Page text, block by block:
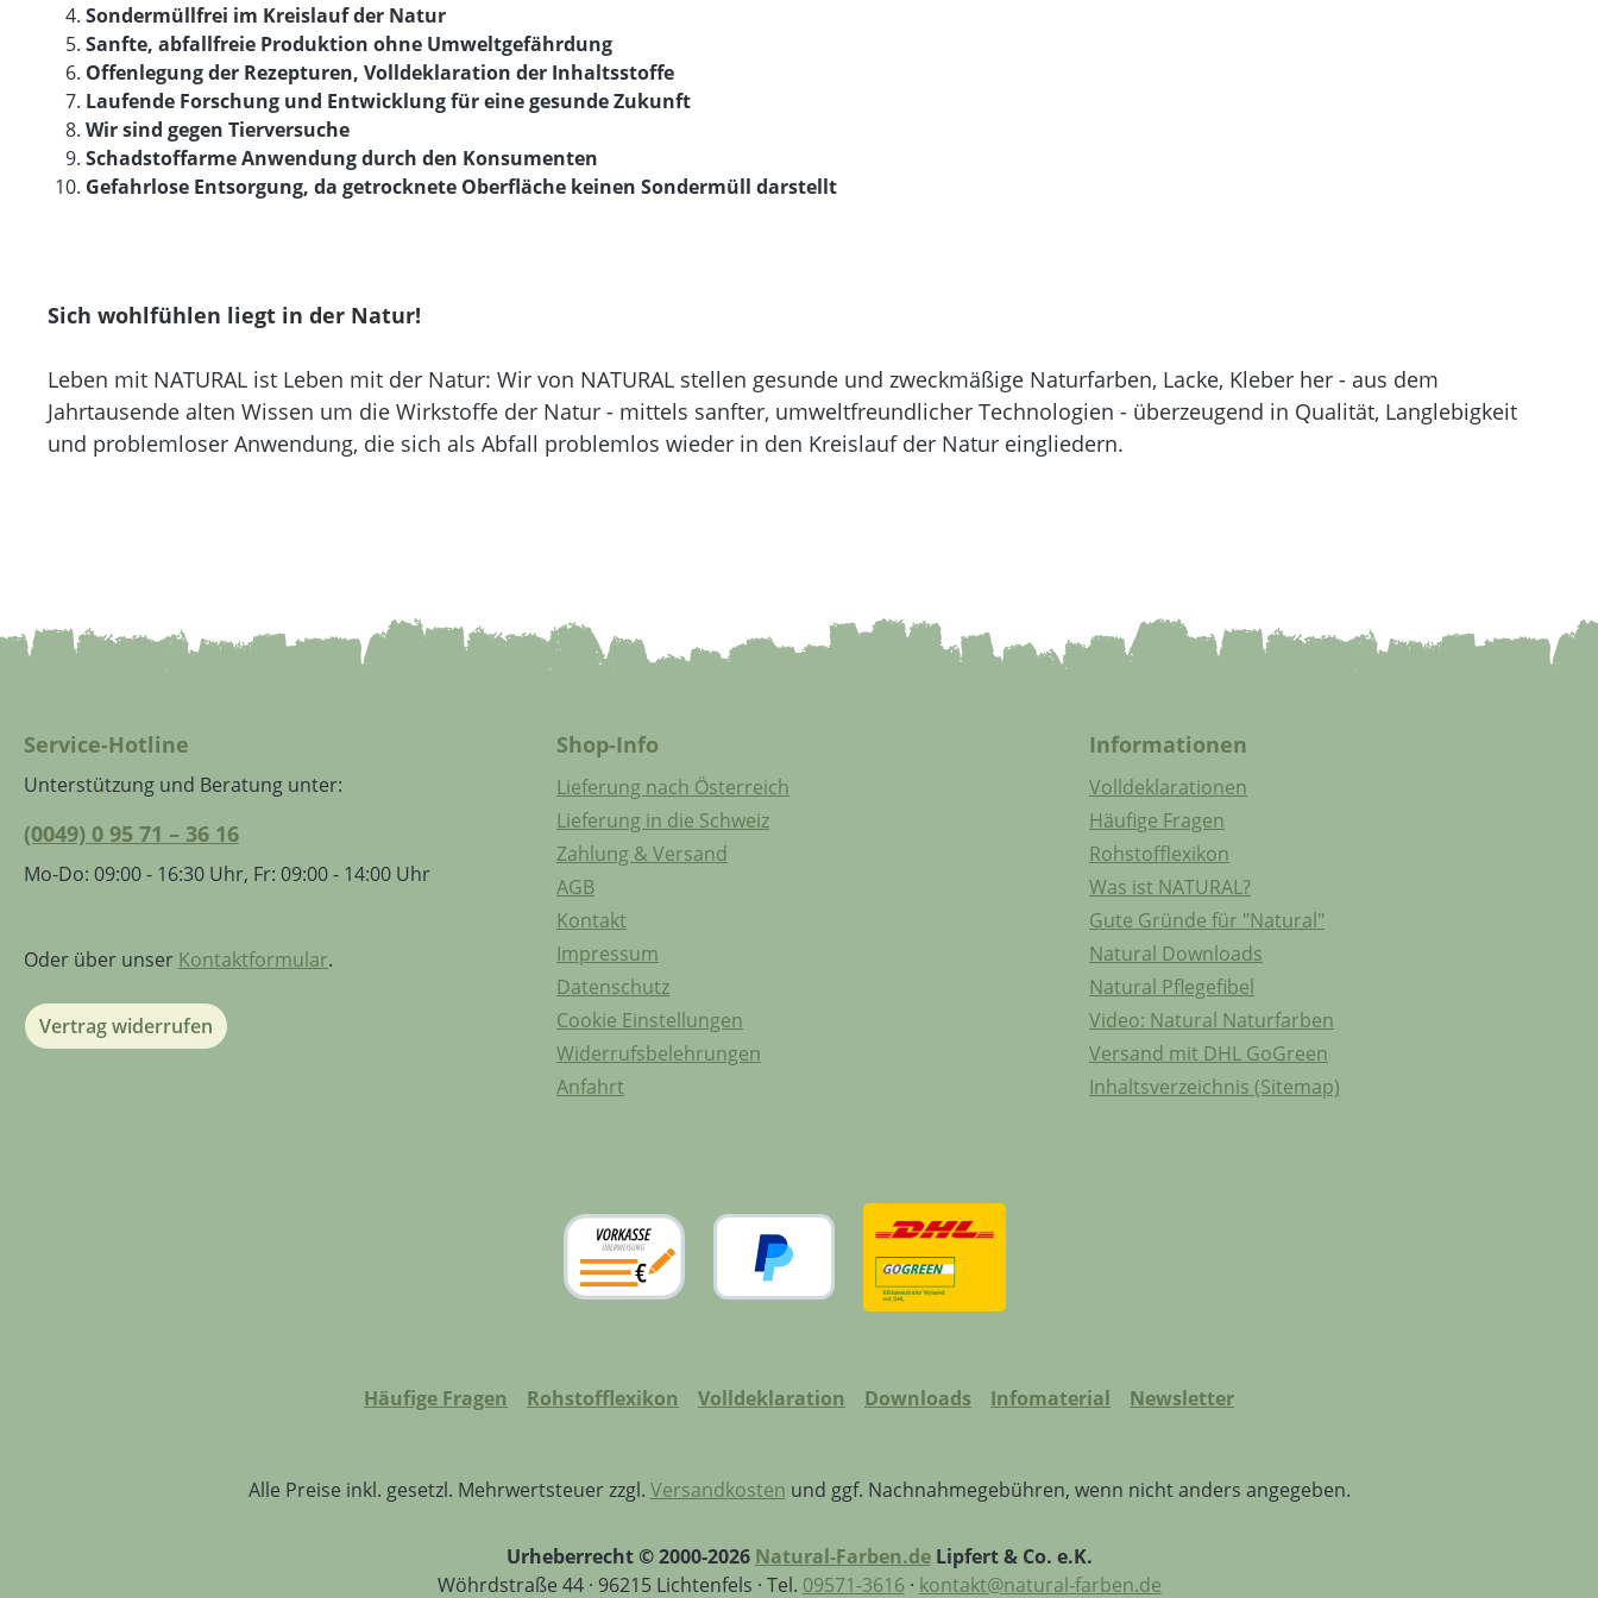
Sondermüllfrei im Kreislauf der Natur
Sanfte, abfallfreie Produktion ohne Umweltgefährdung
Offenlegung der Rezepturen, Volldeklaration der Inhaltsstoffe
Laufende Forschung und Entwicklung für eine gesunde Zukunft
Wir sind gegen Tierversuche
Schadstoffarme Anwendung durch den Konsumenten
Gefahrlose Entsorgung, da getrocknete Oberfläche keinen Sondermüll darstellt
Sich wohlfühlen liegt in der Natur!
Leben mit NATURAL ist Leben mit der Natur: Wir von NATURAL stellen gesunde und zweckmäßige Naturfarben, Lacke, Kleber her - aus dem
Jahrtausende alten Wissen um die Wirkstoffe der Natur - mittels sanfter, umweltfreundlicher Technologien - überzeugend in Qualität, Langlebigkeit
und problemloser Anwendung, die sich als Abfall problemlos wieder in den Kreislauf der Natur eingliedern.
Service-Hotline
Unterstützung und Beratung unter:
(0049) 0 95 71 – 36 16
Mo-Do: 09:00 - 16:30 Uhr, Fr: 09:00 - 14:00 Uhr
Oder über unser Kontaktformular.
Vertrag widerrufen
Shop-Info
Lieferung nach Österreich
Lieferung in die Schweiz
Zahlung & Versand
AGB
Kontakt
Impressum
Datenschutz
Cookie Einstellungen
Widerrufsbelehrungen
Anfahrt
Informationen
Volldeklarationen
Häufige Fragen
Rohstofflexikon
Was ist NATURAL?
Gute Gründe für "Natural"
Natural Downloads
Natural Pflegefibel
Video: Natural Naturfarben
Versand mit DHL GoGreen
Inhaltsverzeichnis (Sitemap)
Häufige Fragen Rohstofflexikon Volldeklaration Downloads Infomaterial Newsletter
Alle Preise inkl. gesetzl. Mehrwertsteuer zzgl. Versandkosten und ggf. Nachnahmegebühren, wenn nicht anders angegeben.
Urheberrecht © 2000-2026 Natural-Farben.deLipfert & Co. e.K.
Wöhrdstraße 44 · 96215 Lichtenfels · Tel. 09571-3616 · kontakt@natural-farben.de